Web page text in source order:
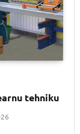
tehniku